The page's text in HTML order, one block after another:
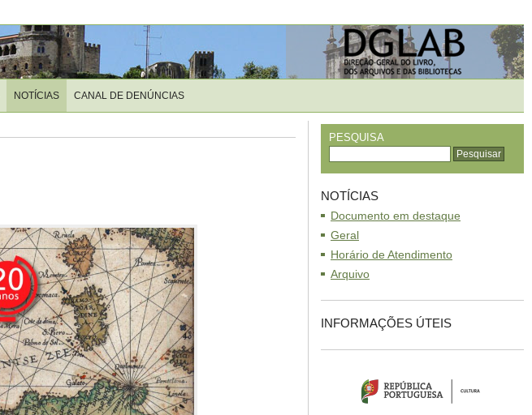
NOTÍCIAS CANAL DE DENÚNCIAS
PESQUISA
NOTÍCIAS
Documento em destaque
Geral
Horário de Atendimento
Arquivo
INFORMAÇÕES ÚTEIS